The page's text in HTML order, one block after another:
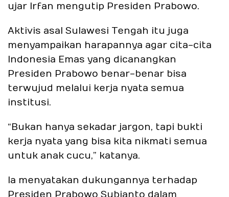
ujar Irfan mengutip Presiden Prabowo.
Aktivis asal Sulawesi Tengah itu juga
menyampaikan harapannya agar cita-cita
Indonesia Emas yang dicanangkan
Presiden Prabowo benar-benar bisa
terwujud melalui kerja nyata semua
institusi.
“Bukan hanya sekadar jargon, tapi bukti
kerja nyata yang bisa kita nikmati semua
untuk anak cucu,” katanya.
Ia menyatakan dukungannya terhadap
Presiden Prabowo Subianto dalam